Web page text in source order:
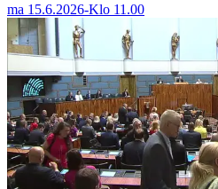
ma 15.6.2026-Klo 11.00